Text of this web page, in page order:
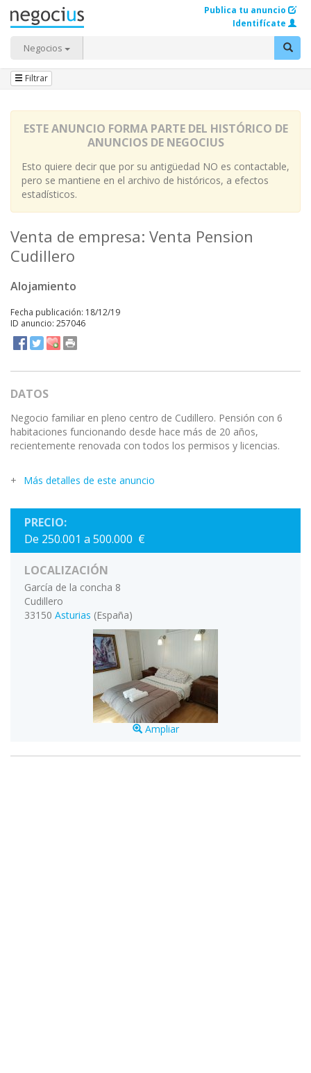
Negocios
Publica tu anuncio
Identifícate
Filtrar
ESTE ANUNCIO FORMA PARTE DEL HISTÓRICO DE
ANUNCIOS DE NEGOCIUS
Esto quiere decir que por su antigüedad NO es contactable,
pero se mantiene en el archivo de históricos, a efectos
estadísticos.
Venta de empresa: Venta Pension
Cudillero
Alojamiento
Fecha publicación: 18/12/19
ID anuncio: 257046
DATOS
Negocio familiar en pleno centro de Cudillero. Pensión con 6
habitaciones funcionando desde hace más de 20 años,
recientemente renovada con todos los permisos y licencias.
Más detalles de este anuncio
PRECIO:
De 250.001 a 500.000 €
LOCALIZACIÓN
García de la concha 8
Cudillero
33150 Asturias (España)
Ampliar